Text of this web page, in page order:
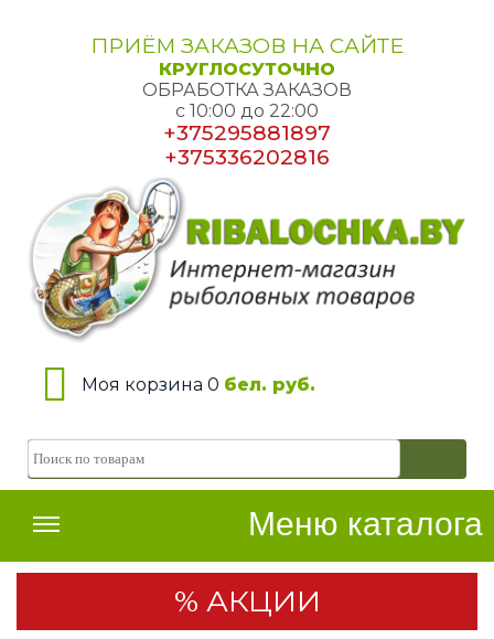
ПРИЁМ ЗАКАЗОВ НА САЙТЕ
КРУГЛОСУТОЧНО
ОБРАБОТКА ЗАКАЗОВ
с 10:00 до 22:00
+375295881897
+375336202816
Моя корзина 0 бел. руб.
Меню каталога
% АКЦИИ